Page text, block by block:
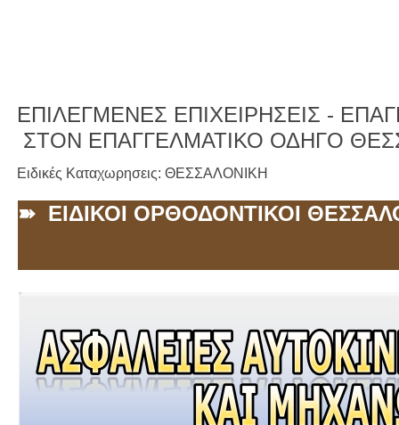
ΕΠΙΛΕΓΜΕΝΕΣ ΕΠΙΧΕΙΡΗΣΕΙΣ -
ΣΤΟΝ ΕΠΑΓΓΕΛΜΑΤΙΚΟ ΟΔΗΓΟ
Ειδικές Καταχωρησεις: ΘΕΣΣΑΛΟΝΙΚΗ
➽ ΕΙΔΙΚΟΙ ΟΡΘΟΔΟΝΤΙΚΟΙ